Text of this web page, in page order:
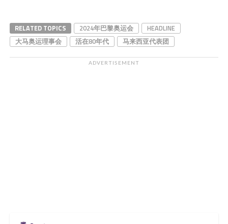
RELATED TOPICS 2024年巴黎奥运会
HEADLINE
大马奥运理事会
活在80年代 马来西亚代表团
ADVERTISEMENT